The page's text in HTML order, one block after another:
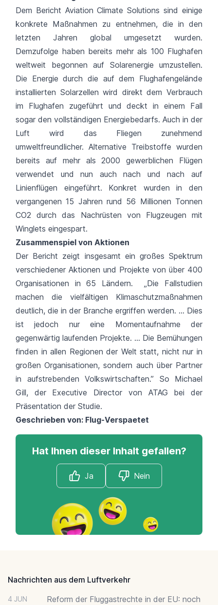
Dem Bericht Aviation Climate Solutions sind einige
konkrete Maßnahmen zu entnehmen, die in den
letzten Jahren global umgesetzt wurden.
Demzufolge haben bereits mehr als 100 Flughafen
weltweit begonnen auf Solarenergie umzustellen.
Die Energie durch die auf dem Flughafengelände
installierten Solarzellen wird direkt dem Verbrauch
im Flughafen zugeführt und deckt in einem Fall
sogar den vollständigen Energiebedarfs. Auch in der
Luft wird das Fliegen zunehmend
umweltfreundlicher. Alternative Treibstoffe wurden
bereits auf mehr als 2000 gewerblichen Flügen
verwendet und nun auch nach und nach auf
Linienflügen eingeführt. Konkret wurden in den
vergangenen 15 Jahren rund 56 Millionen Tonnen
CO2 durch das Nachrüsten von Flugzeugen mit
Winglets eingespart.
Zusammenspiel von Aktionen
Der Bericht zeigt insgesamt ein großes Spektrum
verschiedener Aktionen und Projekte von über 400
Organisationen in 65 Ländern. „Die Fallstudien
machen die vielfältigen Klimaschutzmaßnahmen
deutlich, die in der Branche ergriffen werden. ... Dies
ist jedoch nur eine Momentaufnahme der
gegenwärtig laufenden Projekte. ... Die Bemühungen
finden in allen Regionen der Welt statt, nicht nur in
großen Organisationen, sondern auch über Partner
in aufstrebenden Volkswirtschaften.” So Michael
Gill, der Executive Director von ATAG bei der
Präsentation der Studie.
Geschrieben von: Flug-Verspaetet
Hat Ihnen dieser Inhalt gefallen?
Ja Nein
Nachrichten aus dem Luftverkehr
4 JUN
Reform der Fluggastrechte in der EU: noch